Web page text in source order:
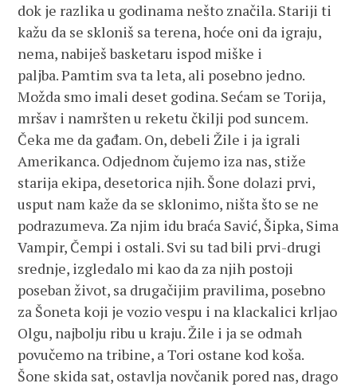
dok je razlika u godinama nešto značila. Stariji ti
kažu da se skloniš sa terena, hoće oni da igraju,
nema, nabiješ basketaru ispod miške i
paljba. Pamtim sva ta leta, ali posebno jedno.
Možda smo imali deset godina. Sećam se Torija,
mršav i namršten u reketu čkilji pod suncem.
Čeka me da gađam. On, debeli Žile i ja igrali
Amerikanca. Odjednom čujemo iza nas, stiže
starija ekipa, desetorica njih. Šone dolazi prvi,
usput nam kaže da se sklonimo, ništa što se ne
podrazumeva. Za njim idu braća Savić, Šipka, Sima
Vampir, Čempi i ostali. Svi su tad bili prvi-drugi
srednje, izgledalo mi kao da za njih postoji
poseban život, sa drugačijim pravilima, posebno
za Šoneta koji je vozio vespu i na klackalici krljao
Olgu, najbolju ribu u kraju. Žile i ja se odmah
povučemo na tribine, a Tori ostane kod koša.
Šone skida sat, ostavlja novčanik pored nas, drago